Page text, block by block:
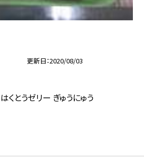
更新日 2020/08/03
くとうゼリー ぎゅうにゅう